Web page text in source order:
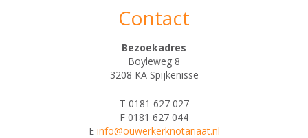
Contact
Bezoekadres
Boyleweg 8
3208 KA Spijkenisse
T 0181 627 027
F 0181 627 044
E info@ouwerkerknotariaat.nl